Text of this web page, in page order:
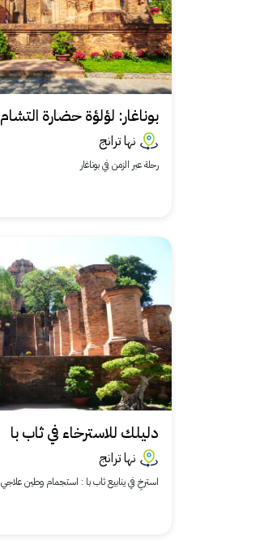
بوناغار: لؤلؤة حضارة التشام
نها ترانج
رحلة عبر الزمن في بوناغار
دليلك للاسترخاء في ثاب با
نها ترانج
استرخِ في ينابيع ثاب با : استجمام وطين علاجي